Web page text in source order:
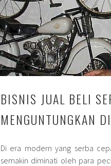
BISNIS JUAL BELI
MENGUNTUNGKAN
Di era modern yang serba
semakin diminati oleh para